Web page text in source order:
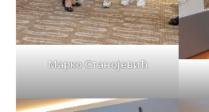
Марко Станојевић